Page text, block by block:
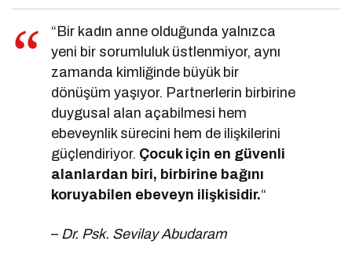
“Bir kadın anne olduğunda yalnızca
yeni bir sorumluluk üstlenmiyor, aynı
zamanda kimliğinde büyük bir
dönüşüm yaşıyor. Partnerlerin birbirine
duygusal alan açabilmesi hem
ebeveynlik sürecini hem de ilişkilerini
güçlendiriyor. Çocuk için en güvenli
alanlardan biri, birbirine bağını
koruyabilen ebeveyn ilişkisidir.“
– Dr. Psk. Sevilay Abudaram